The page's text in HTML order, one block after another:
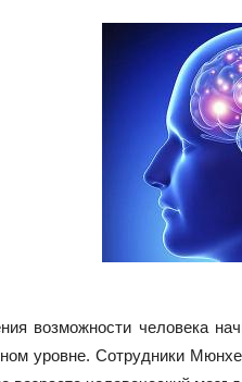
возможности человека
уровне. Сотрудники